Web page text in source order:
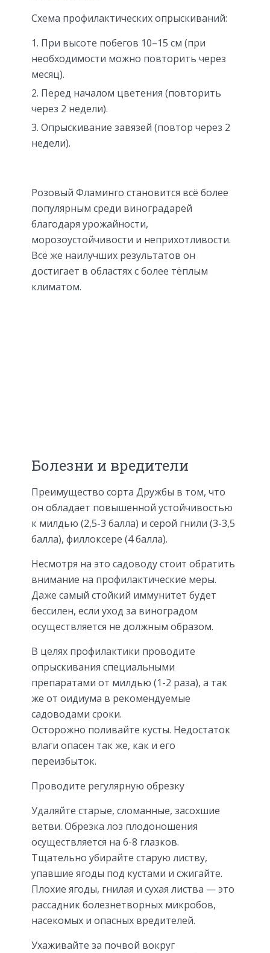
Схема профилактических опрыскиваний:
При высоте побегов 10–15 см (при
необходимости можно повторить через
месяц).
Перед началом цветения (повторить
через 2 недели).
Опрыскивание завязей (повтор через 2
недели).
Розовый Фламинго становится всё более
популярным среди виноградарей
благодаря урожайности,
морозоустойчивости и неприхотливости.
Всё же наилучших результатов он
достигает в областях с более тёплым
климатом.
Болезни и вредители
Преимущество сорта Дружбы в том, что
он обладает повышенной устойчивостью
к милдью (2,5-3 балла) и серой гнили (3-3,5
балла), филлоксере (4 балла).
Несмотря на это садоводу стоит обратить
внимание на профилактические меры.
Даже самый стойкий иммунитет будет
бессилен, если уход за виноградом
осуществляется не должным образом.
В целях профилактики проводите
опрыскивания специальными
препаратами от милдью (1-2 раза), а так
же от оидиума в рекомендуемые
садоводами сроки.
Осторожно поливайте кусты. Недостаток
влаги опасен так же, как и его
переизбыток.
Проводите регулярную обрезку
Удаляйте старые, сломанные, засохшие
ветви. Обрезка лоз плодоношения
осуществляется на 6-8 глазков.
Тщательно убирайте старую листву,
упавшие ягоды под кустами и сжигайте.
Плохие ягоды, гнилая и сухая листва — это
рассадник болезнетворных микробов,
насекомых и опасных вредителей.
Ухаживайте за почвой вокруг